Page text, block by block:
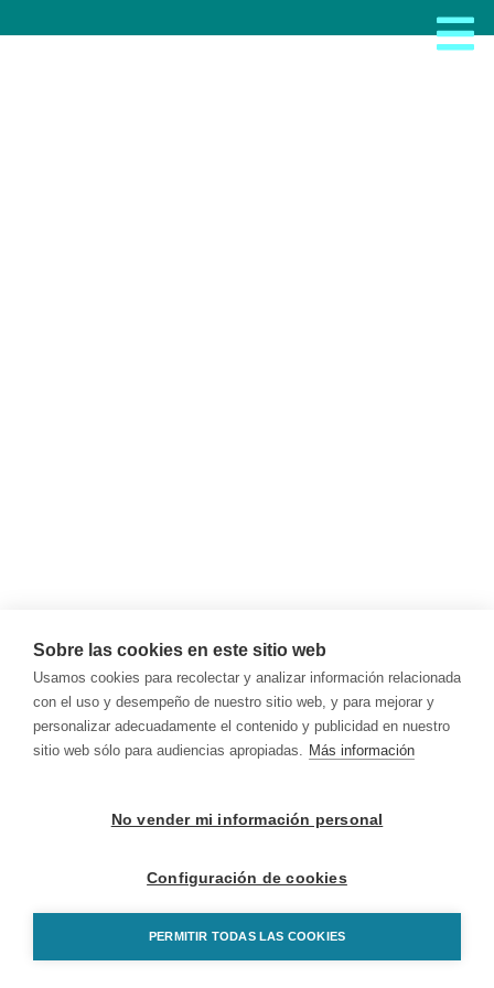
Sobre las cookies en este sitio web
Usamos cookies para recolectar y analizar información relacionada
con el uso y desempeño de nuestro sitio web, y para mejorar y
personalizar adecuadamente el contenido y publicidad en nuestro
sitio web sólo para audiencias apropiadas. Más información
No vender mi información personal
Configuración de cookies
PERMITIR TODAS LAS COOKIES